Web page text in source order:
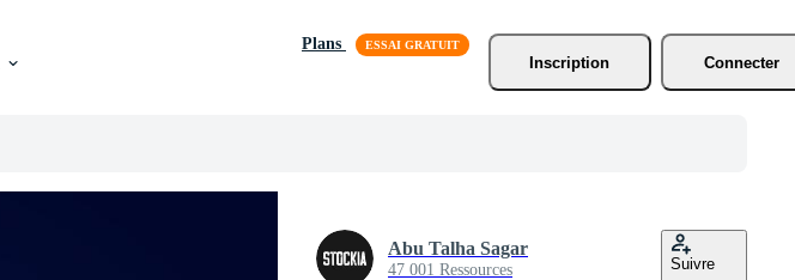
Plans
Inscription
Connecter
Abu Talha Sagar
47 001 Ressources Suivre